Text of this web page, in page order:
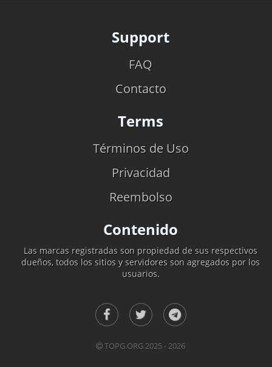
Support
FAQ
Contacto
Terms
Términos de Uso
Privacidad
Reembolso
Contenido
Las marcas registradas son propiedad de sus respectivos
dueños, todos los sitios y servidores son agregados por los
usuarios.
TOPG.ORG 2025 - 2026